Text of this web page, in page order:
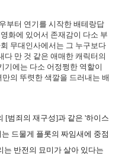
부터 연기를 시작한 배테랑답
화에 있어서 존재감이 다소 부
무대인사에서는 그 누구보다
다 만 것 같은 애매한 캐릭터의
기에는 다소 어정쩡한 역할이
의 뚜렷한 색깔을 드러내는 배
[범죄의 재구성]과 같은 '하이스
드물게 플롯의 짜임새에 중점
는 반전의 묘미가 살아 있다는